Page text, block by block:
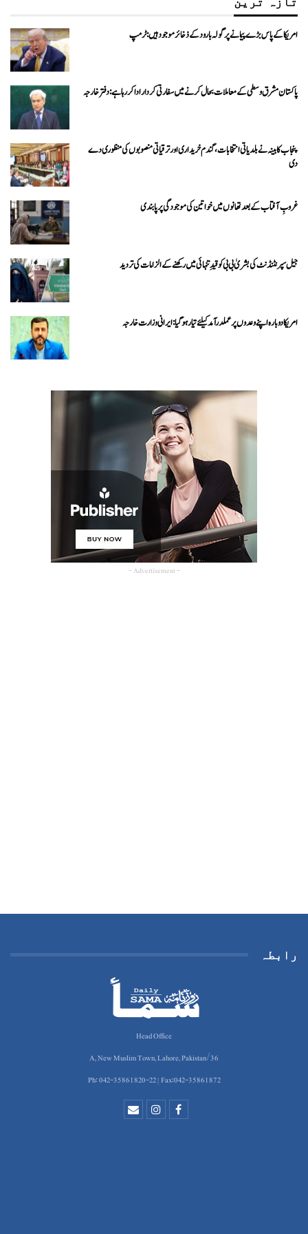
امریکا کے پاس بڑے پیمانے پر گولہ بارود کے ذخائر موجود ہیں: ٹرمپ
پاکستان مشرق وسطی کے معاملات بحال کرنے میں سفارتی کردار ادا کررہا ہے: دفتر خارجہ
پنجاب کابینہ نے بلدیاتی انتخابات، گندم خریداری اور ترقیاتی منصوبوں کی منظوری دے
دی
غروبِ آفتاب کے بعد تھانوں میں خواتین کی موجودگی پر پابندی
جیل سپرنٹنڈنٹ کی بشریٰ بی بی کو قیدِ تنہائی میں رکھنے کے الزامات کی تردید
امریکا دوبارہ اپنے وعدوں پر عملدرآمد کیلئے تیار ہو گیا: ایرانی وزارت خارجہ
- Advertisement -
رابطہ
Head Office
36/A, New Muslim Town, Lahore, Pakistan
Ph: 042-35861820-22 | Fax:042-35861872